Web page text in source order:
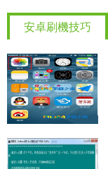
安卓刷機技巧